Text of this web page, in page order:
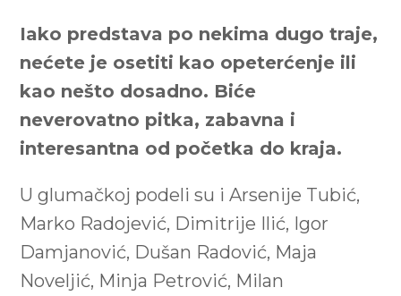
Iako predstava po nekima dugo traje,
nećete je osetiti kao opeterćenje ili
kao nešto dosadno. Biće
neverovatno pitka, zabavna i
interesantna od početka do kraja.
U glumačkoj podeli su i Arsenije Tubić,
Marko Radojević, Dimitrije Ilić, Igor
Damjanović, Dušan Radović, Maja
Noveljić, Minja Petrović, Milan